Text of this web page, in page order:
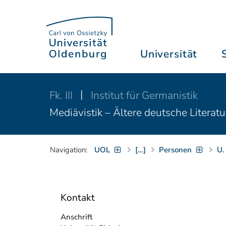
Universität
Fk. III
Institut für Germanistik
Mediävistik – Ältere deutsche
Navigation: UOL […] Personen
Kontakt
Anschrift